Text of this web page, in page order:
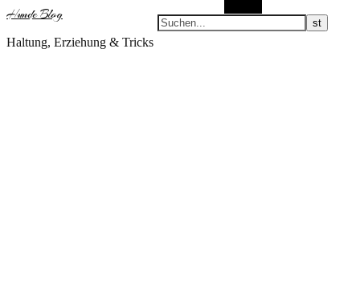
Hunde Blog
Haltung, Erziehung & Tricks